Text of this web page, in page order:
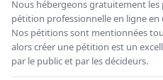
Nous hébergeons gratuitement les
pétition professionnelle en ligne
Nos pétitions sont mentionnées
alors créer une pétition est un
par le public et par les décideurs.